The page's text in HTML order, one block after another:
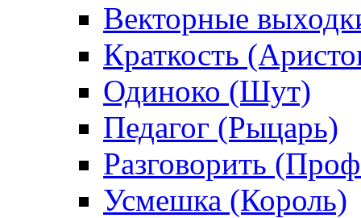
Векторные
Краткость
Одиноко (Шут)
Педагог (Рыцарь)
Разговорить
Усмешка (Король)